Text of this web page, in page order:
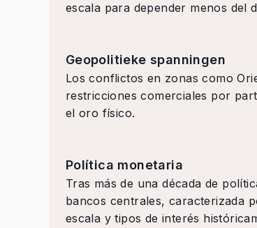
escala para depender menos del
Geopolitieke spanningen
Los conflictos en zonas como
restricciones comerciales por
el oro físico.
Política monetaria
Tras más de una década de
bancos centrales, caracterizada
escala y tipos de interés